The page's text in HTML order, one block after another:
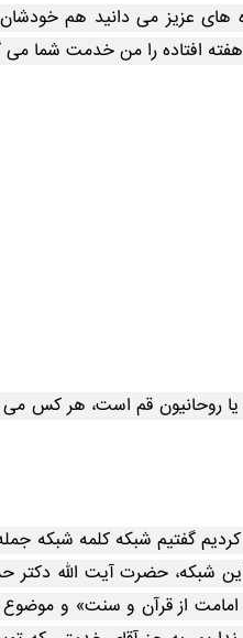
عزیز می دانید هم
هفته افتاده را من خدمت شما
قم است، هر کس می
گفتیم شبکه کلمه شبکه
شبکه، حضرت آیت الله دکتر
از قرآن و سنت» و